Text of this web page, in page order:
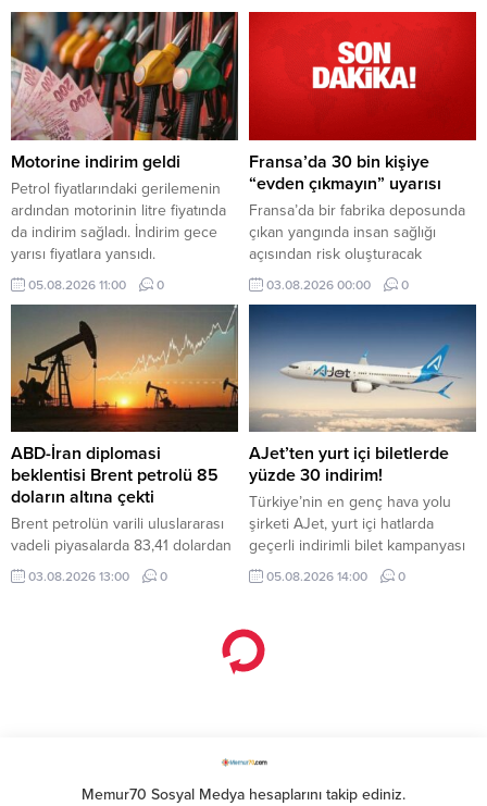
beklentilerini artırmaya devam
ediyor. HSBC ve Deutsche Bank,
Türk varlıklarına yönelik olumlu
görüşlerini güçlendirdi.
ve MotoGP, tabii Spor ile seçili
karşılaşmaları, Eurosport ile de
tenis ve bisiklet yayınları gibi
dünyanın önde gelen spor
Motorine indirim geldi
Petrol fiyatlarındaki gerilemenin
ardından motorinin litre fiyatında
da indirim sağladı. İndirim gece
yarısı fiyatlara yansıdı.
05.08.2026 11:00 0
Fransa’da 30 bin kişiye
“evden çıkmayın” uyarısı
Fransa’da bir fabrika deposunda
çıkan yangında insan sağlığı
açısından risk oluşturacak
maddelerin yayılmasının ardından
bölge sakinlerinden evden
03.08.2026 00:00 0
ABD-İran diplomasi
beklentisi Brent petrolü 85
doların altına çekti
Brent petrolün varili uluslararası
vadeli piyasalarda 83,41 dolardan
işlem görüyor.
03.08.2026 13:00 0
AJet’ten yurt içi biletlerde
yüzde 30 indirim!
Türkiye’nin en genç hava yolu
şirketi AJet, yurt içi hatlarda
geçerli indirimli bilet kampanyası
başlattı.
05.08.2026 14:00 0